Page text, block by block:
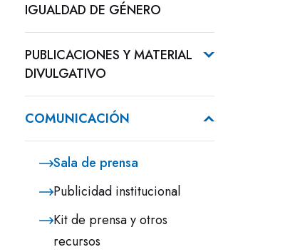
IGUALDAD DE GÉNERO
PUBLICACIONES Y MATERIAL
DIVULGATIVO
COMUNICACIÓN
Sala de prensa
Publicidad institucional
Kit de prensa y otros
recursos